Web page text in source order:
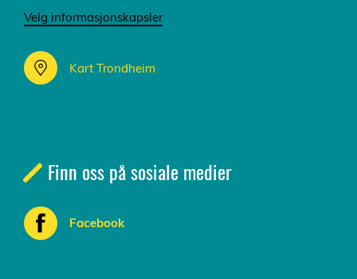
Velg informasjonskapsler
Kart Trondheim
Finn oss på sosiale medier
Facebook